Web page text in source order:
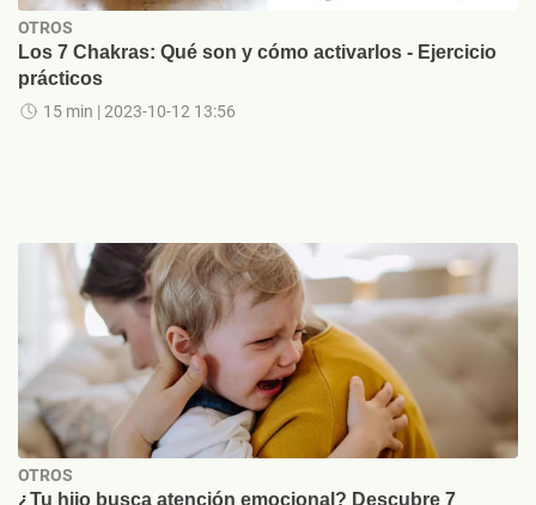
OTROS
Los 7 Chakras: Qué son y cómo activarlos - Ejercicio
prácticos
15 min | 2023-10-12 13:56
OTROS
¿Tu hijo busca atención emocional? Descubre 7